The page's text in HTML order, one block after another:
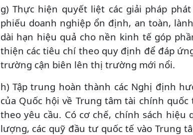
g) Thực hiện quyết liệt các giải pháp
phiếu doanh nghiệp ổn định, an toàn,
dài hạn hiệu quả cho nền kinh tế góp
thiện các tiêu chí theo quy định để đáp
trường cận biên lên thị trường mới nổi.
h) Tập trung hoàn thành các Nghị định
của Quốc hội về Trung tâm tài chính
theo yêu cầu. Có cơ chế, chính sách
lượng, các quỹ đầu tư quốc tế vào Trung